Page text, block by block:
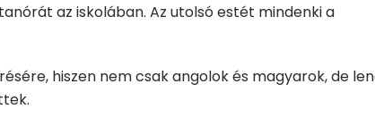
az iskolában. Az utolsó estét mindenki a
hiszen nem csak angolok és magyarok, de